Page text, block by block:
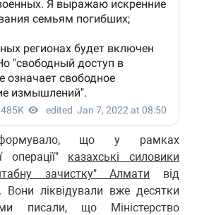
що у рамках
операції" казахські силовики
зачистку" Алмати від
Вони ліквідували вже десятки
писали, що Міністерство